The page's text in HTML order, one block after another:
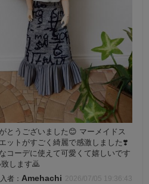
とうございました😊 マーメイドス
ットがすごく綺麗で感激しました❣️
コーデに使えて可愛くて嬉しいです
します🙇
Amehachi 2026/07/05 19:36:43